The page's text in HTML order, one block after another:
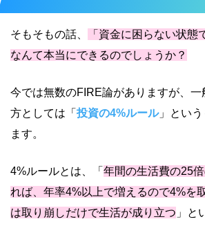
そもそもの話、
「資金に困らない状態
なんて本当にできるのでしょうか？
今では無数のFIRE論がありますが、一
方としては「 投資の4%ルール」という
ます。
4%ルールとは、「 年間の生活費の25
れば、年率4%以上で増えるので4%を
は取り崩しだけで生活が成り立つ 」と